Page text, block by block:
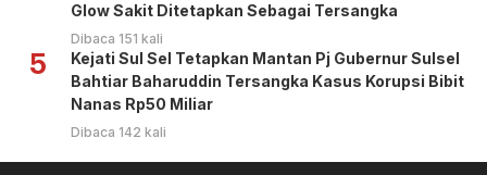
Glow Sakit Ditetapkan Sebagai Tersangka
Dibaca 151 kali
5
Kejati Sul Sel Tetapkan Mantan Pj Gubernur Sulsel
Bahtiar Baharuddin Tersangka Kasus Korupsi Bibit
Nanas Rp50 Miliar
Dibaca 142 kali